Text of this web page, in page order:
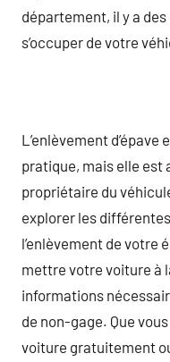
département, il y a
s’occuper de votre
L’enlèvement
pratique, mais elle est
propriétaire du
explorer les
l’enlèvement de votre
mettre votre voiture à
informations
de non-gage. Que
voiture gratuitement